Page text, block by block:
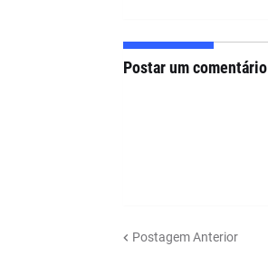
Postar um comentário
Postagem Anterior